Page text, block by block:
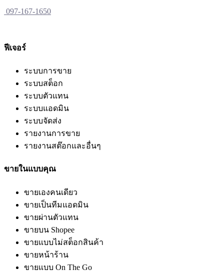
097-167-1650
ฟีเจอร์
ระบบการขาย
ระบบสต็อก
ระบบตัวแทน
ระบบแอดมิน
ระบบจัดส่ง
รายงานการขาย
รายงานสต๊อกและอื่นๆ
ขายในแบบคุณ
ขายเองคนเดียว
ขายเป็นทีมแอดมิน
ขายผ่านตัวแทน
ขายบน Shopee
ขายแบบไม่สต็อกสินค้า
ขายหน้าร้าน
ขายแบบ On The Go